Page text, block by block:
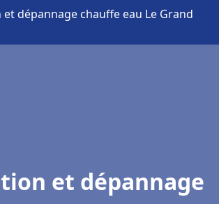
dépannage chauffe eau Le Grand
et dépannage